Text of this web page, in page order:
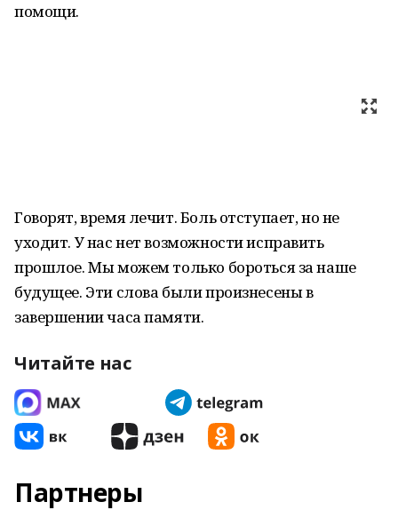
помощи.
Говорят, время лечит. Боль отступает, но не
уходит. У нас нет возможности исправить
прошлое. Мы можем только бороться за наше
будущее. Эти слова были произнесены в
завершении часа памяти.
Читайте нас
Партнеры